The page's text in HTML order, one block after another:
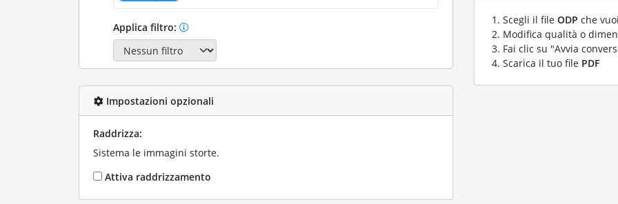
Applica filtro:
Impostazioni opzionali
Raddrizza:
Sistema le immagini storte.
Attiva raddrizzamento
Scegli il file ODP che
Modifica qualità o
Fai clic su "Avvia
Scarica il tuo file PDF